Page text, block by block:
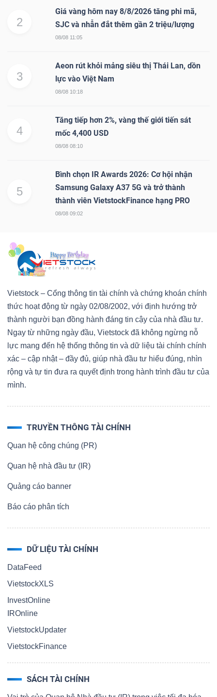
2
Giá vàng hôm nay 8/8/2026 tăng phi mã,
SJC và nhẫn đắt thêm gần 2 triệu/lượng
08/08 11:05
3
Aeon rút khỏi mảng siêu thị Thái Lan, dồn
lực vào Việt Nam
08/08 10:18
4
Tăng tiếp hơn 2%, vàng thế giới tiến sát
mốc 4,400 USD
08/08 08:10
5
Bình chọn IR Awards 2026: Cơ hội nhận
Samsung Galaxy A37 5G và trở thành
thành viên VietstockFinance hạng PRO
08/08 09:02
Vietstock – Cổng thông tin tài chính và chứng khoán chính
thức hoạt động từ ngày 02/08/2002, với định hướng trở
thành người bạn đồng hành đáng tin cậy của nhà đầu tư.
Ngay từ những ngày đầu, Vietstock đã không ngừng nỗ
lực mang đến hệ thống thông tin và dữ liệu tài chính chính
xác – cập nhật – đầy đủ, giúp nhà đầu tư hiểu đúng, nhìn
rộng và tự tin đưa ra quyết định trong hành trình đầu tư của
mình.
TRUYỀN THÔNG TÀI CHÍNH
Quan hệ công chúng (PR)
Quan hệ nhà đầu tư (IR)
Quảng cáo banner
Báo cáo phân tích
DỮ LIỆU TÀI CHÍNH
DataFeed
VietstockXLS
InvestOnline
IROnline
VietstockUpdater
VietstockFinance
SÁCH TÀI CHÍNH